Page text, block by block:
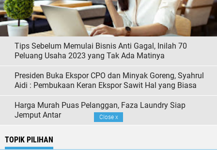
Tips Sebelum Memulai Bisnis Anti Gagal, Inilah 70
Peluang Usaha 2023 yang Tak Ada Matinya
Presiden Buka Ekspor CPO dan Minyak Goreng, Syahrul
Aidi : Pembukaan Keran Ekspor Sawit Hal yang Biasa
Harga Murah Puas Pelanggan, Faza Laundry Siap
Jemput Antar
TOPIK PILIHAN
Close x